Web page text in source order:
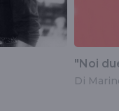
"Noi
Di